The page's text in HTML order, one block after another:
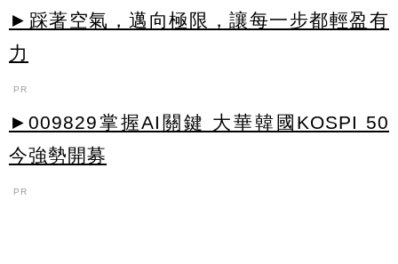
►踩著空氣，邁向極限，讓每一步都輕盈有
力
PR
►009829掌握AI關鍵 大華韓國KOSPI 50
今強勢開募
PR